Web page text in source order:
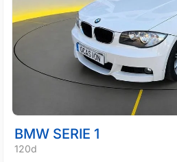
BMW SERIE 1
120d